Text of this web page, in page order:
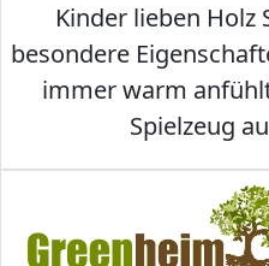
Kinder lieben Holz
besondere
immer warm
Spielzeug